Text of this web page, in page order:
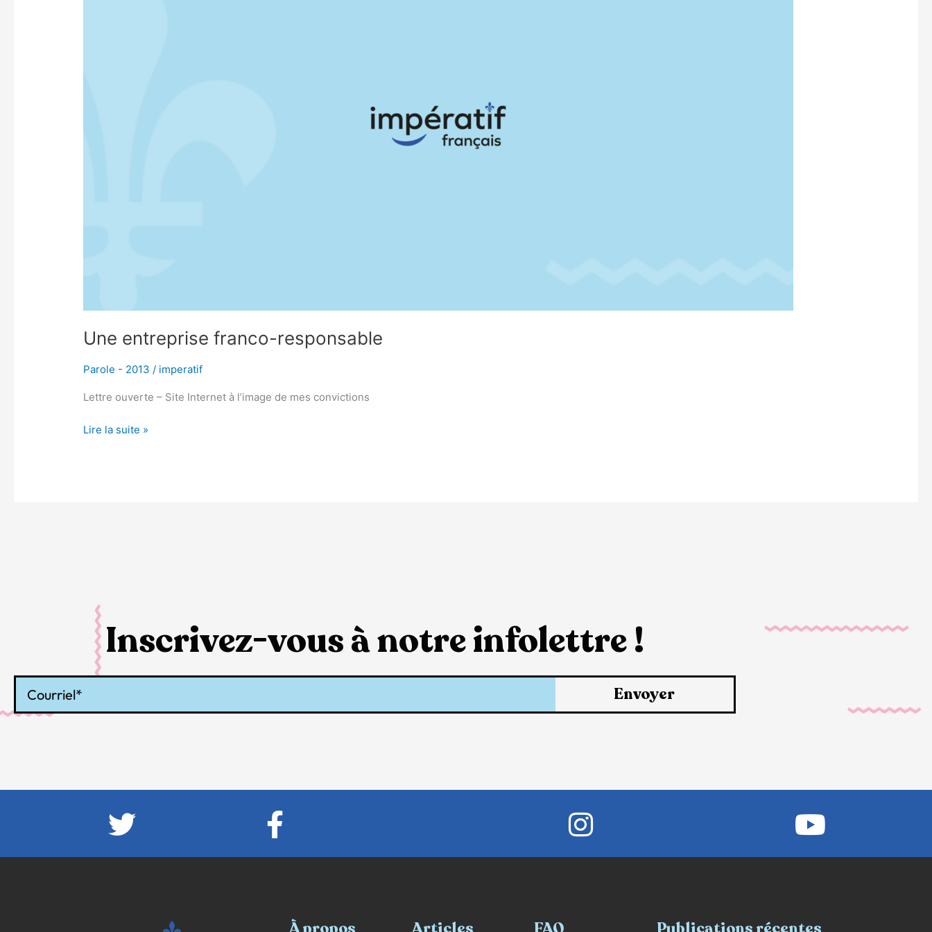
Une entreprise franco-responsable
Parole - 2013 / imperatif
Lettre ouverte – Site Internet à l’image de mes convictions
Lire la suite »
Inscrivez-vous à notre infolettre !
Envoyer